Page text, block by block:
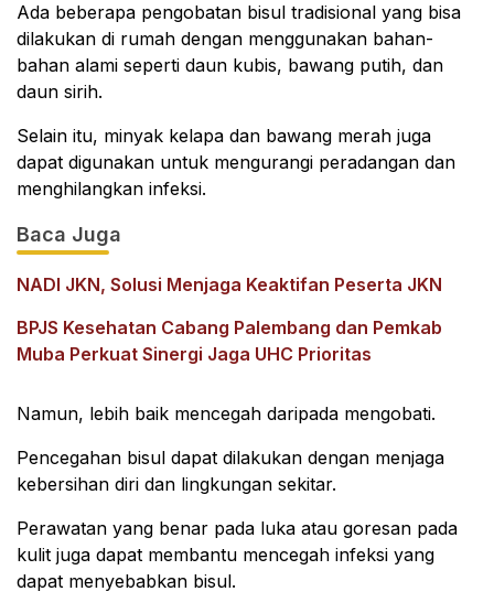
Ada beberapa pengobatan bisul tradisional yang bisa
dilakukan di rumah dengan menggunakan bahan-
bahan alami seperti daun kubis, bawang putih, dan
daun sirih.
Selain itu, minyak kelapa dan bawang merah juga
dapat digunakan untuk mengurangi peradangan dan
menghilangkan infeksi.
Baca Juga
NADI JKN, Solusi Menjaga Keaktifan Peserta JKN
BPJS Kesehatan Cabang Palembang dan Pemkab
Muba Perkuat Sinergi Jaga UHC Prioritas
Namun, lebih baik mencegah daripada mengobati.
Pencegahan bisul dapat dilakukan dengan menjaga
kebersihan diri dan lingkungan sekitar.
Perawatan yang benar pada luka atau goresan pada
kulit juga dapat membantu mencegah infeksi yang
dapat menyebabkan bisul.